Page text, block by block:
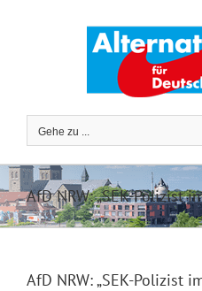
Gehe zu ...
AfD NRW: „SEK-Polizist
AfD NRW: „SEK-Polizist